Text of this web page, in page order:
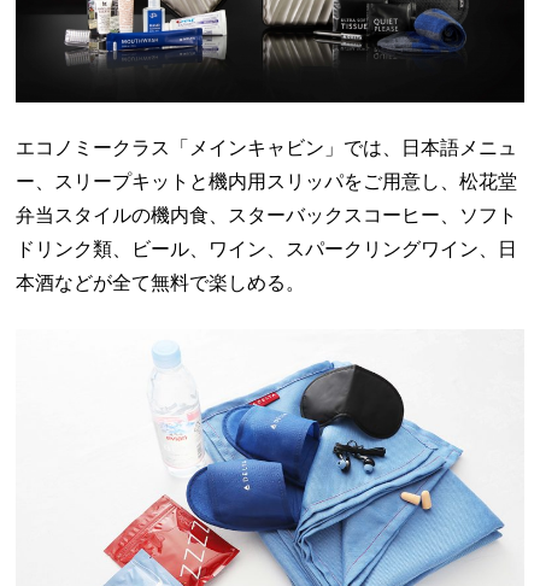
エコノミークラス「メインキャビン」では、日本語メニュ
ー、スリープキットと機内用スリッパをご用意し、松花堂
弁当スタイルの機内食、スターバックスコーヒー、ソフト
ドリンク類、ビール、ワイン、スパークリングワイン、日
本酒などが全て無料で楽しめる。